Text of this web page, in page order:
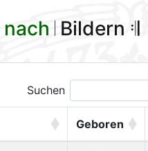
nach 𝄀 Bildern 𝄇
Suchen
Geboren